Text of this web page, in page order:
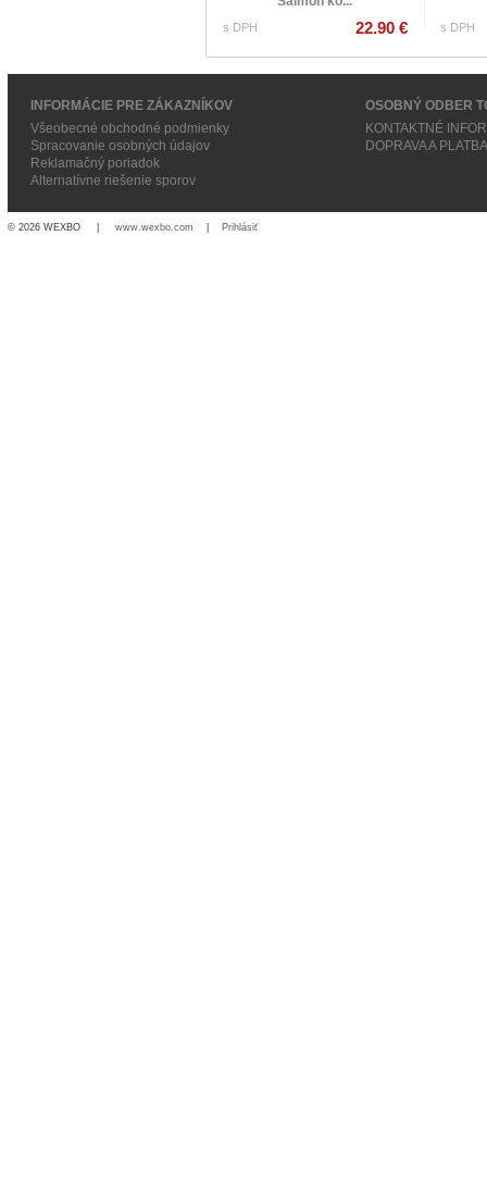
s DPH 22.90 € s DPH
INFORMÁCIE PRE ZÁKAZNÍKOV
Všeobecné obchodné podmienky
Spracovanie osobných údajov
Reklamačný poriadok
Alternatívne riešenie sporov
OSOBNÝ ODBER
KONTAKTNÉ
DOPRAVA A PLATBA
© 2026 WEXBO | www.wexbo.com Prihlásiť